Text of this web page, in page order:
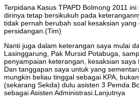
Terpidana Kasus TPAPD Bolmong 2011
dirinya tetap bersikukuh pada
tidak pernah berubah soal kesaksian yang
persidangan.(Tim)
Nanti juga dalam keterangan saya mulai
Lasinggarung, Pak Mursid Potabuga,
penyampaian keterangan, kesaksian saya
Dan tanggapan saya untuk yang
mungkin beliau tinggal sebagai KPA,
(sekarang Sekda) dulu asisten 3 Pemda
sebagai Asisten Administrasi.Lanjutnya